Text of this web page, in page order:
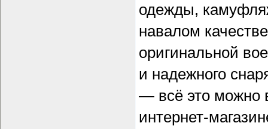
одежды,
навалом
оригинальной
и надежного
— всё это можно
интернет-